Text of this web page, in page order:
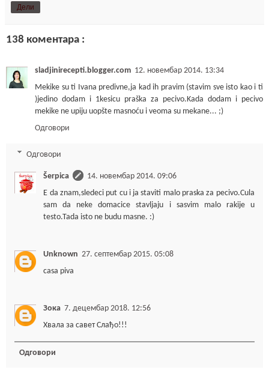
Дели
138 коментара :
sladjinirecepti.blogger.com 12. новембар 2014. 13:34
Mekike su ti Ivana predivne,ja kad ih pravim (stavim sve isto kao i ti
)jedino dodam i 1kesicu praška za pecivo.Kada dodam i pecivo
mekike ne upiju uopšte masnoću i veoma su mekane... ;)
Одговори
Одговори
Šerpica
14. новембар 2014. 09:06
E da znam,sledeci put cu i ja staviti malo praska za pecivo.Cula
sam da neke domacice stavljaju i sasvim malo rakije u
testo.Tada isto ne budu masne. :)
Unknown 27. септембар 2015. 05:08
casa piva
Зока 7. децембар 2018. 12:56
Хвала за савет Слађо!!!
Одговори